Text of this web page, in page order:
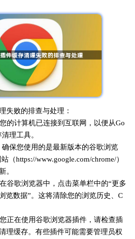
失败的排查与处理：
的计算机已连接到互联网，以便从Go
理工具。
确保您使用的是最新版本的谷歌浏览
（https://www.google.com/chrome/）
。
谷歌浏览器中，点击菜单栏中的“更多
览数据”。这将清除您的浏览历史、C
正在使用谷歌浏览器插件，请检查插
理缓存。有些插件可能需要管理员权